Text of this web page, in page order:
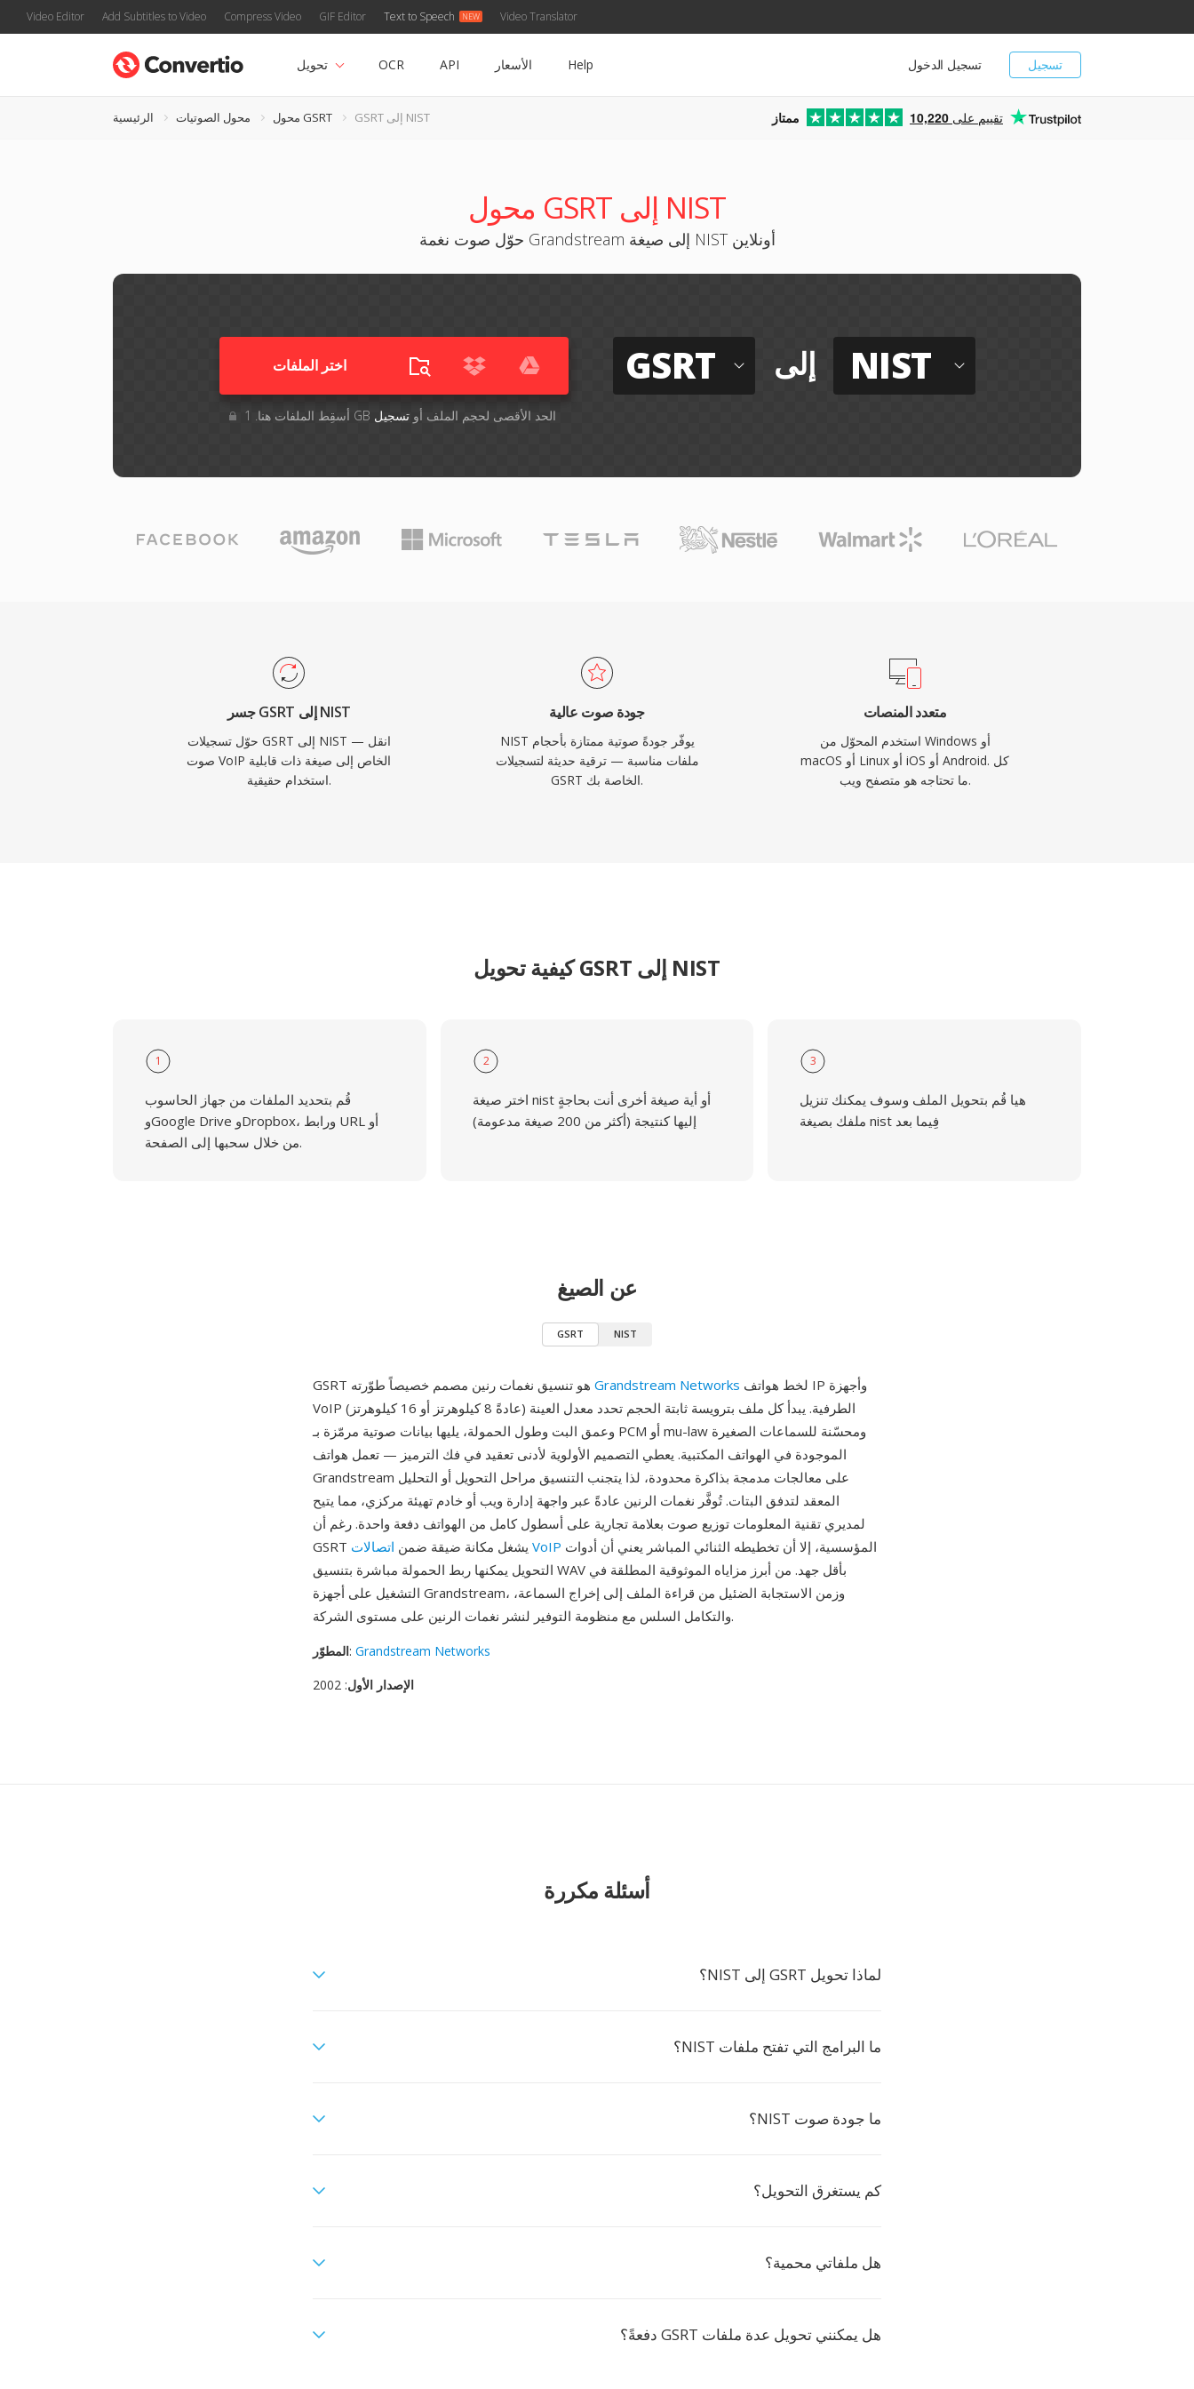
Video Editor Add Subtitles to Video Compress Video GIF Editor Text to Speech Video Translator
تسجيل تسجيل الدخول تحويل OCR API الأسعار Help
الرئيسية محول الصوتيات محول GSRT GSRT إلى NIST ممتاز 10,220 تقييم على
محول GSRT إلى NIST
حوّل صوت نغمة Grandstream إلى صيغة NIST أونلاين
اختر الملفات
أسقِط الملفات هنا. 1 GB الحد الأقصى لحجم الملف أوتسجيل
GSRT إلى NIST
جسر GSRT إلى NIST
حوّل تسجيلات GSRT إلى NIST — انقل
صوت VoIP الخاص إلى صيغة ذات قابلية
استخدام حقيقية.
جودة صوت عالية
NIST يوفّر جودةً صوتية ممتازة بأحجام
ملفات مناسبة — ترقية حديثة لتسجيلات
GSRT الخاصة بك.
متعدد المنصات
استخدم المحوّل من Windows أو
macOS أو Linux أو iOS أو Android. كل
ما تحتاجه هو متصفح ويب.
كيفية تحويل GSRT إلى NIST
1
قُم بتحديد الملفات من جهاز الحاسوب
وGoogle Drive وDropbox، ورابط URL أو
من خلال سحبها إلى الصفحة.
2
اختر صيغة nist أو أية صيغة أخرى أنت بحاجةٍ
إليها كنتيجة (أكثر من 200 صيغة مدعومة)
3
هيا قُم بتحويل الملف وسوف يمكنك تنزيل
ملفك بصيغة nist فِيما بعد
عن الصيغ
GSRT NIST
Grandstream Networks
VoIP الطرفية. يبدأ كل ملف بترويسة ثابتة الحجم تحدد معدل العينة (عادةً 8 كيلوهرتز أو 16 كيلوهرتز)
وعمق البت وطول الحمولة، يليها بيانات صوتية مرمّزة بـ PCM أو mu-law ومحسّنة للسماعات الصغيرة
الموجودة في الهواتف المكتبية. يعطي التصميم الأولوية لأدنى تعقيد في فك الترميز — تعمل هواتف
Grandstream على معالجات مدمجة بذاكرة محدودة، لذا يتجنب التنسيق مراحل التحويل أو التحليل
المعقد لتدفق البتات. تُوفَّر نغمات الرنين عادةً عبر واجهة إدارة ويب أو خادم تهيئة مركزي، مما يتيح
لمديري تقنية المعلومات توزيع صوت بعلامة تجارية على أسطول كامل من الهواتف دفعة واحدة. رغم أن
GSRT يشغل مكانة ضيقة ضمن اتصالات VoIP
التحويل يمكنها ربط الحمولة مباشرة بتنسيق WAV بأقل جهد. من أبرز مزاياه الموثوقية المطلقة في
التشغيل على أجهزة Grandstream، وزمن الاستجابة الضئيل من قراءة الملف إلى إخراج السماعة،
والتكامل السلس مع منظومة التوفير لنشر نغمات الرنين على مستوى الشركة.
المطوّر: Grandstream Networks
الإصدار الأول: 2002
أسئلة مكررة
لماذا تحويل GSRT إلى NIST؟
ما البرامج التي تفتح ملفات NIST؟
ما جودة صوت NIST؟
كم يستغرق التحويل؟
هل ملفاتي محمية؟
هل يمكنني تحويل عدة ملفات GSRT دفعةً؟